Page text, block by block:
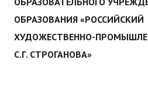
ОБРАЗОВАНИЯ
ХУДОЖЕСТВЕННО-
С.Г. СТРОГАНОВА»